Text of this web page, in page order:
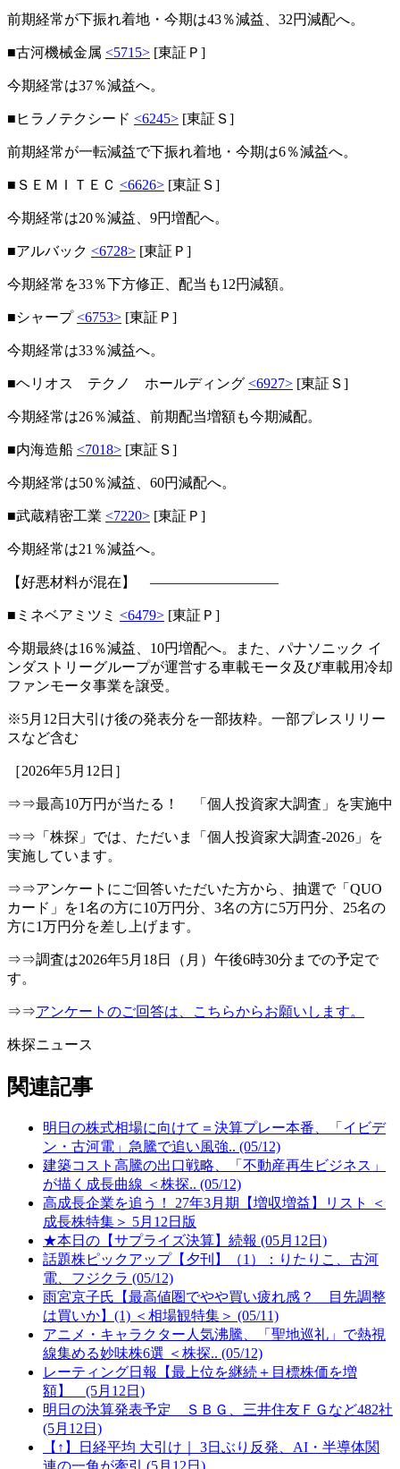
前期経常が下振れ着地・今期は43％減益、32円減配へ。
■古河機械金属 <5715> [東証Ｐ]
今期経常は37％減益へ。
■ヒラノテクシード <6245> [東証Ｓ]
前期経常が一転減益で下振れ着地・今期は6％減益へ。
■ＳＥＭＩＴＥＣ <6626> [東証Ｓ]
今期経常は20％減益、9円増配へ。
■アルバック <6728> [東証Ｐ]
今期経常を33％下方修正、配当も12円減額。
■シャープ<6753> [東証Ｐ]
今期経常は33％減益へ。
■ヘリオス テクノ ホールディング <6927> [東証Ｓ]
今期経常は26％減益、前期配当増額も今期減配。
■内海造船 <7018> [東証Ｓ]
今期経常は50％減益、60円減配へ。
■武蔵精密工業 <7220> [東証Ｐ]
今期経常は21％減益へ。
【好悪材料が混在】 ―――――――――
■ミネベアミツミ <6479> [東証Ｐ]
今期最終は16％減益、10円増配へ。また、パナソニック イ
ンダストリーグループが運営する車載モータ及び車載用冷却
ファンモータ事業を譲受。
※5月12日大引け後の発表分を一部抜粋。一部プレスリリー
スなど含む
［2026年5月12日］
⇒⇒最高10万円が当たる！ 「個人投資家大調査」を実施中
⇒⇒「株探」では、ただいま「個人投資家大調査-2026」を
実施しています。
⇒⇒アンケートにご回答いただいた方から、抽選で「QUO
カード」を1名の方に10万円分、3名の方に5万円分、25名の
方に1万円分を差し上げます。
⇒⇒調査は2026年5月18日（月）午後6時30分までの予定で
す。
⇒⇒アンケートのご回答は、こちらからお願いします。
株探ニュース
関連記事
明日の株式相場に向けて＝決算プレー本番、「イビデ
ン・古河電」急騰で追い風強.. (05/12)
建築コスト高騰の出口戦略、「不動産再生ビジネス」
が描く成長曲線 ＜株探.. (05/12)
高成長企業を追う！ 27年3月期【増収増益】リスト ＜
成長株特集＞ 5月12日版
★本日の【サプライズ決算】続報 (05月12日)
話題株ピックアップ【夕刊】（1）：りたりこ、古河
電、フジクラ (05/12)
雨宮京子氏【最高値圏でやや買い疲れ感？ 目先調整
は買いか】(1) ＜相場観特集＞ (05/11)
アニメ・キャラクター人気沸騰、「聖地巡礼」で熱視
線集める妙味株6選 ＜株探.. (05/12)
レーティング日報【最上位を継続＋目標株価を増
額】 (5月12日)
明日の決算発表予定 ＳＢＧ、三井住友ＦＧなど482社
(5月12日)
【↑】日経平均 大引け｜ 3日ぶり反発、AI・半導体関
連の一角が牽引 (5月12日)